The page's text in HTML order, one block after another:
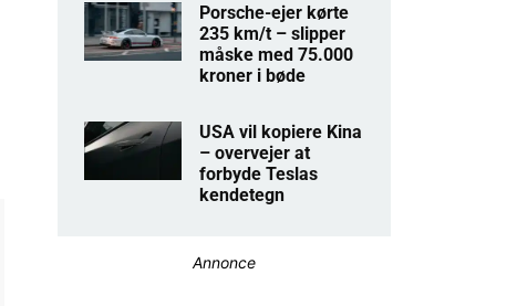
Porsche-ejer kørte
235 km/t – slipper
måske med 75.000
kroner i bøde
USA vil kopiere Kina
– overvejer at
forbyde Teslas
kendetegn
Annonce